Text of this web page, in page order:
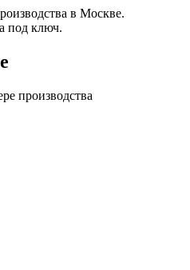
в Москве.
под ключ.
производства